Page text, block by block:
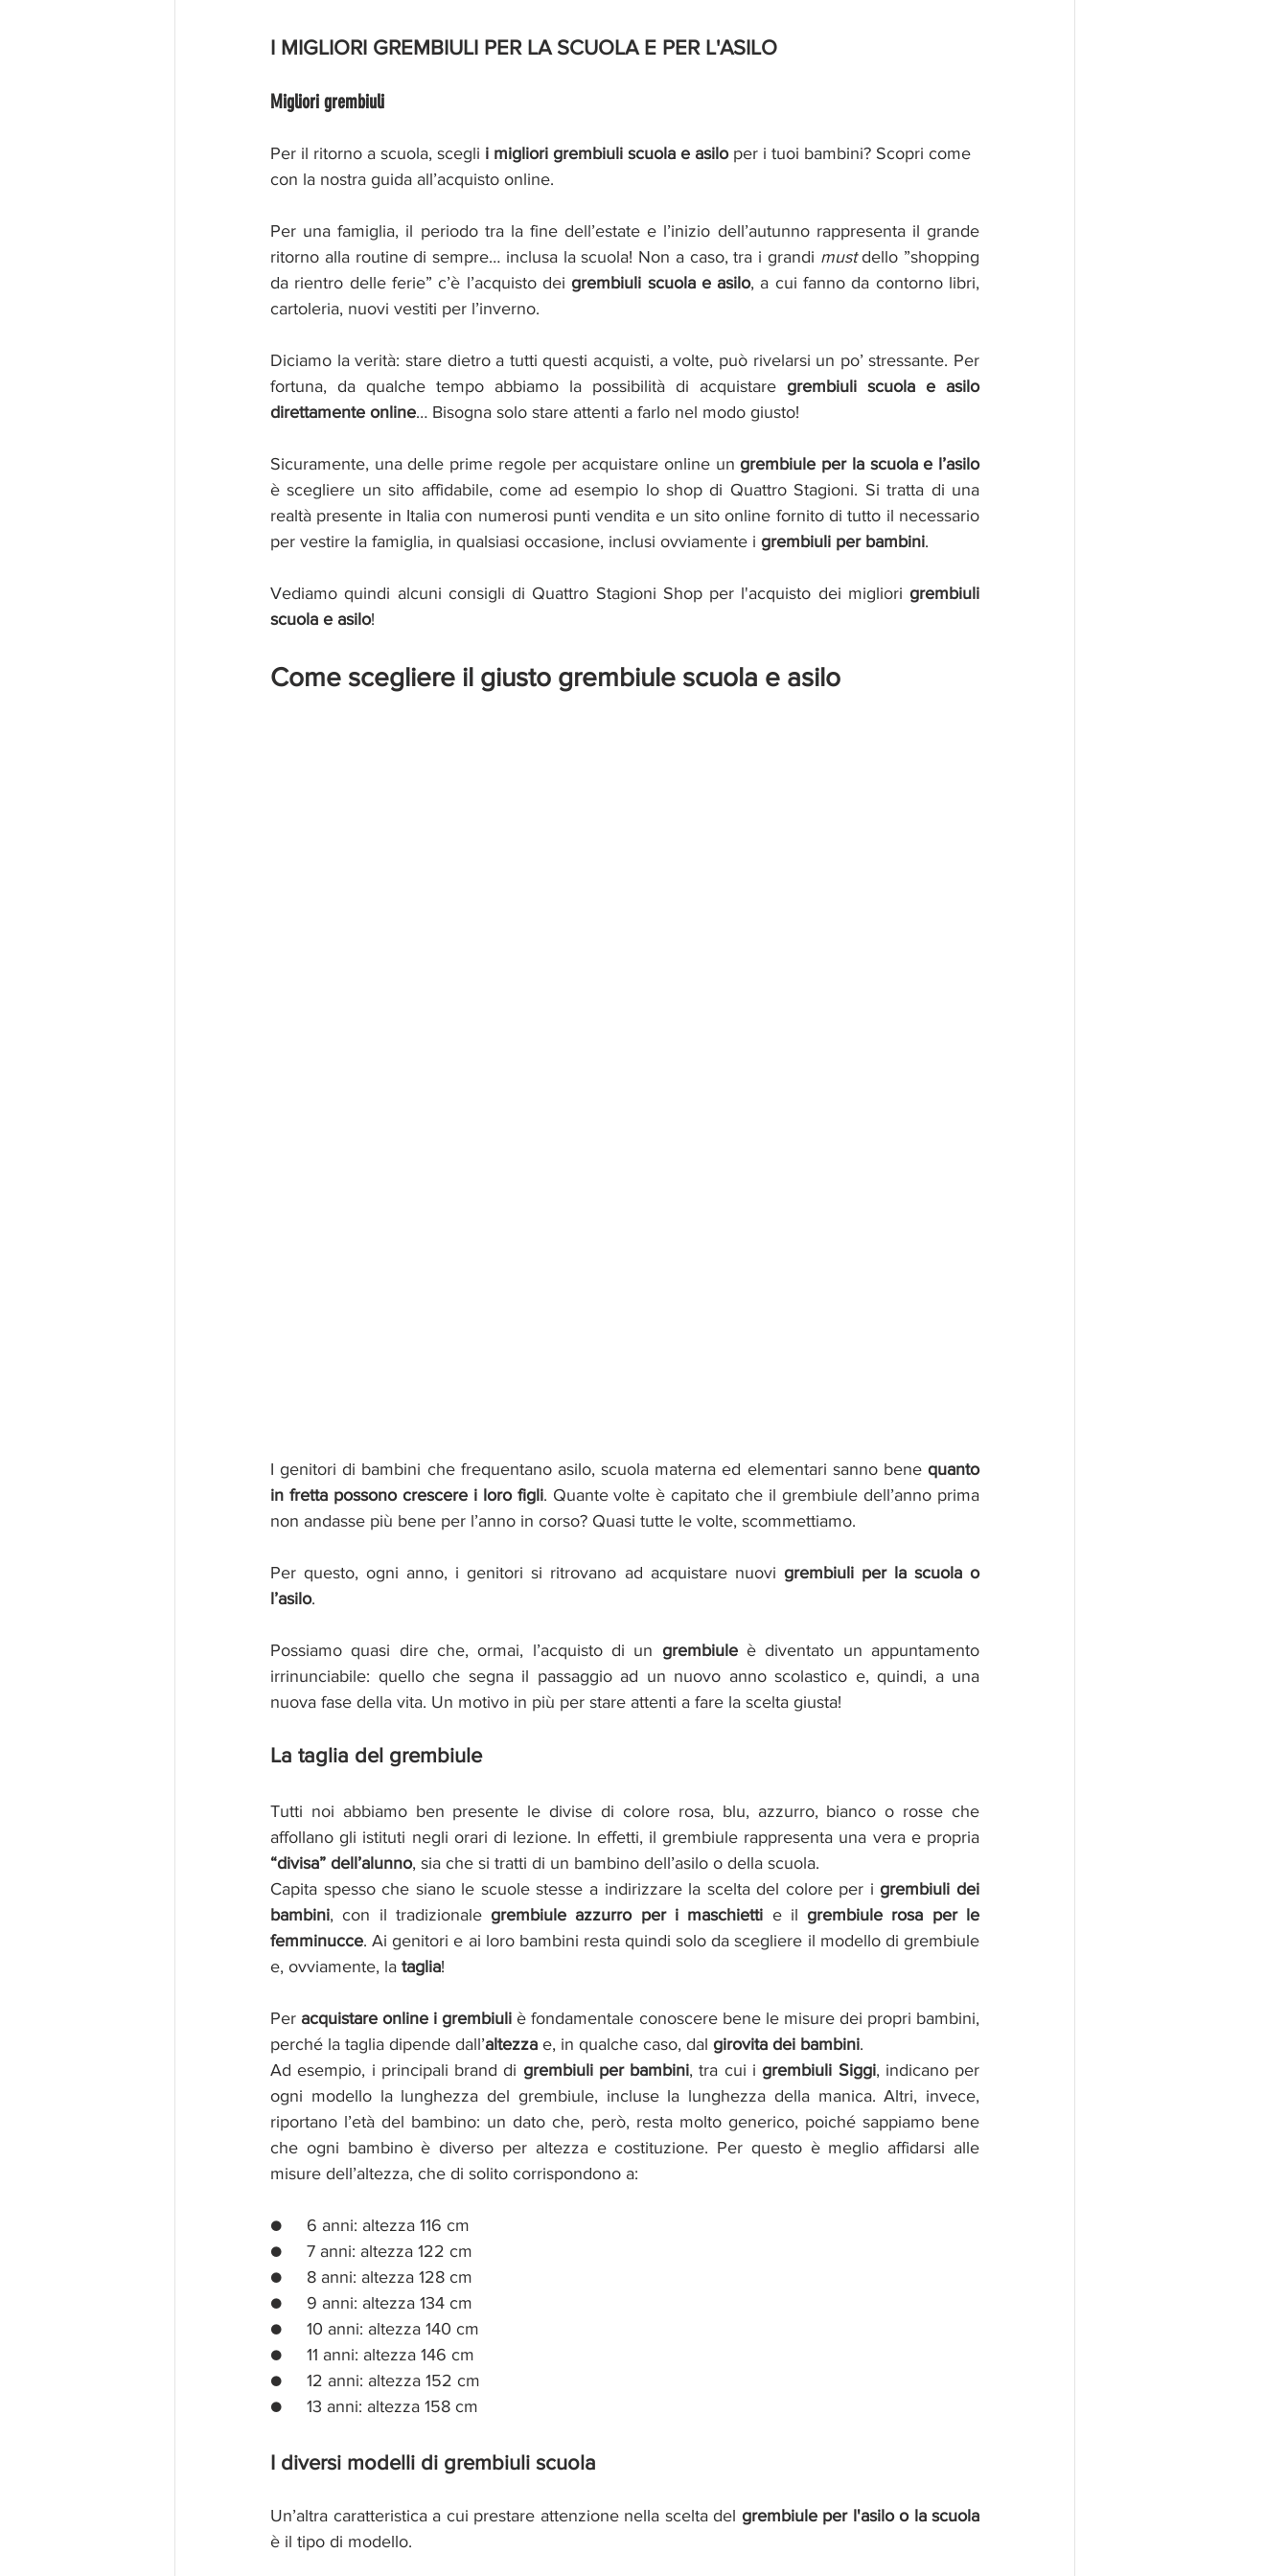
I MIGLIORI GREMBIULI PER LA SCUOLA E PER L'ASILO
Migliori grembiuli
Per il ritorno a scuola, scegli i migliori grembiuli scuola e asilo per i tuoi bambini? Scopri come
con la nostra guida all’acquisto online.
Per una famiglia, il periodo tra la fine dell’estate e l’inizio dell’autunno rappresenta il grande
ritorno alla routine di sempre… inclusa la scuola! Non a caso, tra i grandi must dello ”shopping
da rientro delle ferie” c’è l’acquisto dei grembiuli scuola e asilo, a cui fanno da contorno libri,
cartoleria, nuovi vestiti per l’inverno.
Diciamo la verità: stare dietro a tutti questi acquisti, a volte, può rivelarsi un po’ stressante. Per
fortuna, da qualche tempo abbiamo la possibilità di acquistare grembiuli scuola e asilo
direttamente online… Bisogna solo stare attenti a farlo nel modo giusto!
Sicuramente, una delle prime regole per acquistare online un grembiule per la scuola e l’asilo
è scegliere un sito affidabile, come ad esempio lo shop di Quattro Stagioni. Si tratta di una
realtà presente in Italia con numerosi punti vendita e un sito online fornito di tutto il necessario
per vestire la famiglia, in qualsiasi occasione, inclusi ovviamente i grembiuli per bambini.
Vediamo quindi alcuni consigli di Quattro Stagioni Shop per l'acquisto dei migliori grembiuli
scuola e asilo!
Come scegliere il giusto grembiule scuola e asilo
I genitori di bambini che frequentano asilo, scuola materna ed elementari sanno bene quanto
in fretta possono crescere i loro figli. Quante volte è capitato che il grembiule dell’anno prima
non andasse più bene per l’anno in corso? Quasi tutte le volte, scommettiamo.
Per questo, ogni anno, i genitori si ritrovano ad acquistare nuovi grembiuli per la scuola o
l’asilo.
Possiamo quasi dire che, ormai, l’acquisto di un grembiule è diventato un appuntamento
irrinunciabile: quello che segna il passaggio ad un nuovo anno scolastico e, quindi, a una
nuova fase della vita. Un motivo in più per stare attenti a fare la scelta giusta!
La taglia del grembiule
Tutti noi abbiamo ben presente le divise di colore rosa, blu, azzurro, bianco o rosse che
“divisa” dell’alunno, sia che si tratti di un bambino dell’asilo o della scuola.
Capita spesso che siano le scuole stesse a indirizzare la scelta del colore per i grembiuli dei
bambini, con il tradizionale grembiule azzurro per i maschietti e il grembiule rosa per le
femminucce. Ai genitori e ai loro bambini resta quindi solo da scegliere il modello di grembiule
e, ovviamente, la taglia!
Per acquistare online i grembiuli è fondamentale conoscere bene le misure dei propri bambini,
perché la taglia dipende dall’altezza e, in qualche caso, dal girovita dei bambini.
Ad esempio, i principali brand di grembiuli per bambini, tra cui i grembiuli Siggi, indicano per
ogni modello la lunghezza del grembiule, incluse la lunghezza della manica. Altri, invece,
riportano l’età del bambino: un dato che, però, resta molto generico, poiché sappiamo bene
che ogni bambino è diverso per altezza e costituzione. Per questo è meglio affidarsi alle
misure dell’altezza, che di solito corrispondono a:
●     6 anni: altezza 116 cm
●     7 anni: altezza 122 cm
●     8 anni: altezza 128 cm
●     9 anni: altezza 134 cm
●     10 anni: altezza 140 cm
●     11 anni: altezza 146 cm
●     12 anni: altezza 152 cm
●     13 anni: altezza 158 cm
I diversi modelli di grembiuli scuola
Un’altra caratteristica a cui prestare attenzione nella scelta del grembiule per l'asilo o la scuola
è il tipo di modello.